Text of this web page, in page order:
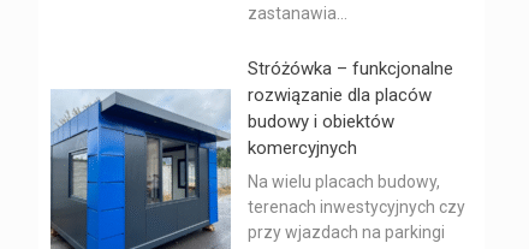
zastanawia...
Stróżówka – funkcjonalne
rozwiązanie dla placów
budowy i obiektów
komercyjnych
Na wielu placach budowy,
terenach inwestycyjnych czy
przy wjazdach na parkingi